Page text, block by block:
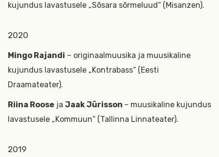
kujundus lavastusele „Sõsara sõrmeluud“ (Misanzen).
2020
Mingo Rajandi – originaalmuusika ja muusikaline
kujundus lavastusele „Kontrabass“ (Eesti
Draamateater).
Riina Roose ja Jaak Jürisson – muusikaline kujundus
lavastusele „Kommuun“ (Tallinna Linnateater).
2019